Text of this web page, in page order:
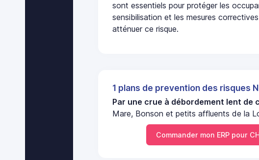
sont essentiels pour protéger les
sensibilisation et les mesures
atténuer ce risque.
1 plans de prevention des risques
Par une crue à débordement lent de
Mare, Bonson et petits affluents de la
Commander mon ERP pour